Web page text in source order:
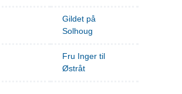
Gildet på
Solhoug
Fru Inger til
Østråt